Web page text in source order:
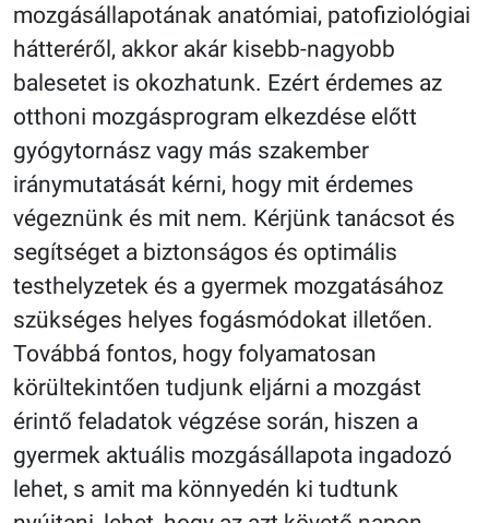
mozgásállapotának anatómiai, patofiziológiai
hátteréről, akkor akár kisebb-nagyobb
balesetet is okozhatunk. Ezért érdemes az
otthoni mozgásprogram elkezdése előtt
gyógytornász vagy más szakember
iránymutatását kérni, hogy mit érdemes
végeznünk és mit nem. Kérjünk tanácsot és
segítséget a biztonságos és optimális
testhelyzetek és a gyermek mozgatásához
szükséges helyes fogásmódokat illetően.
Továbbá fontos, hogy folyamatosan
körültekintően tudjunk eljárni a mozgást
érintő feladatok végzése során, hiszen a
gyermek aktuális mozgásállapota ingadozó
lehet, s amit ma könnyedén ki tudtunk